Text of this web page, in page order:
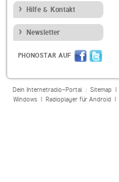
Hilfe & Kontakt
Newsletter
PHONOSTAR AUF
Dein Internetradio-Portal : Sitemap|
Windows| Radioplayer für Android|